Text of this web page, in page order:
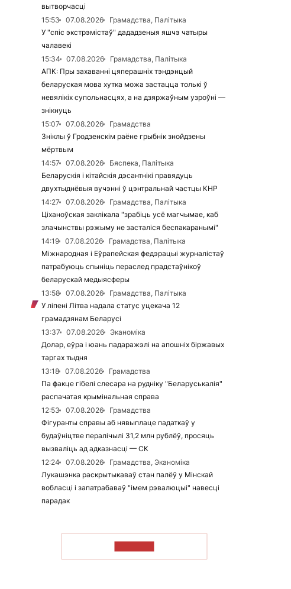
вытворчасці
15:53
07.08.2026
Грамадства, Палітыка
У "спіс экстрэмістаў" дададзеныя яшчэ чатыры
чалавекі
15:34
07.08.2026
Грамадства, Палітыка
АПК: Пры захаванні цяперашніх тэндэнцый
беларуская мова хутка можа застацца толькі ў
невялікіх супольнасцях, а на дзяржаўным узроўні —
знікнуць
15:07
07.08.2026
Грамадства
Зніклы ў Гродзенскім раёне грыбнік знойдзены
мёртвым
14:57
07.08.2026
Бяспека, Палітыка
Беларускія і кітайскія дэсантнікі правядуць
двухтыднёвыя вучэнні ў цэнтральнай частцы КНР
14:27
07.08.2026
Грамадства, Палітыка
Ціханоўская заклікала "зрабіць усё магчымае, каб
злачынствы рэжыму не засталіся беспакаранымі"
14:19
07.08.2026
Грамадства, Палітыка
Міжнародная і Еўрапейская федэрацыі журналістаў
патрабуюць спыніць пераслед прадстаўнікоў
беларускай медыясферы
13:58
07.08.2026
Грамадства, Палітыка
У ліпені Літва надала статус уцекача 12
грамадзянам Беларусі
13:37
07.08.2026
Эканоміка
Долар, еўра і юань падаражэлі на апошніх біржавых
таргах тыдня
13:18
07.08.2026
Грамадства
Па факце гібелі слесара на рудніку "Беларуськалія"
распачатая крымінальная справа
12:53
07.08.2026
Грамадства
Фігуранты справы аб нявыплаце падаткаў у
будаўніцтве пералічылі 31,2 млн рублёў, просяць
вызваліць ад адказнасці — СК
12:24
07.08.2026
Грамадства, Эканоміка
Лукашэнка раскрытыкаваў стан палёў у Мінскай
вобласці і запатрабаваў "імем рэвалюцыі" навесці
парадак